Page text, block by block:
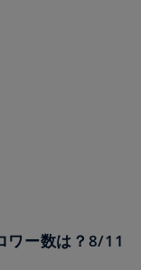
ワー数は？8/11